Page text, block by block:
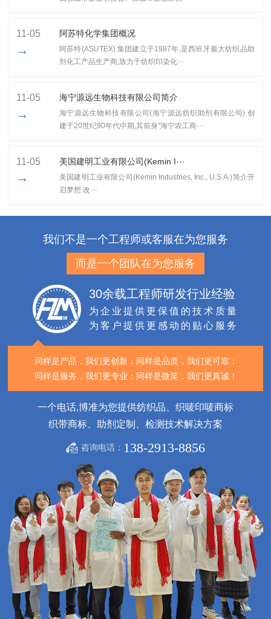
11-05
→
阿苏特化学集团概况
阿苏特(ASUTEX) 集团建立于1987年,是西班牙最大纺织品助
剂化工产品生产商,致力于纺织印染化···
11-05
→
海宁源远生物科技有限公司简介
海宁源远生物科技有限公司(海宁源远纺织助剂有限公司) 创
建于20世纪90年代中期,其前身"海宁农工商···
11-05
→
美国建明工业有限公司(Kemin I···
美国建明工业有限公司(Kemin Industries, Inc., U.S.A.)简介开
启梦想 改···
我们不是一个工程师或客服在为您服务
而是一个团队在为您服务
30余载工程师研发行业经验
为企业提供更保值的技术质量
为客户提供更感动的贴心服务
同样是产品，我们更创新； 同样是品质，我们更可靠；
同样是服务，我们更专业； 同样是微笑，我们更真诚！
一个电话,博准为您提供纺织品、织唛印唛商标
织带商标、助剂定制、检测技术解决方案
咨询电话： 138-2913-8856